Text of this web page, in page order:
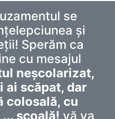
se
și
Sperăm ca
cu mesajul
neșcolarizat,
ai scăpat, dar
colosală, cu
scoală! vă va